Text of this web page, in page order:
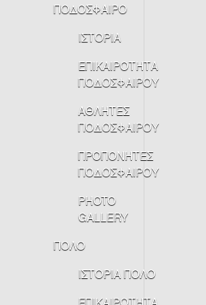
ΠΟΔΟΣΦΑΙΡΟ
ΙΣΤΟΡΙΑ
ΕΠΙΚΑΙΡΟΤΗΤΑ
ΠΟΔΟΣΦΑΙΡΟΥ
ΑΘΛΗΤΕΣ
ΠΟΔΟΣΦΑΙΡΟΥ
ΠΡΟΠΟΝΗΤΕΣ
ΠΟΔΟΣΦΑΙΡΟΥ
PHOTO
GALLERY
ΠΟΛΟ
ΙΣΤΟΡΙΑ ΠΟΛΟ
ΕΠΙΚΑΙΡΟΤΗΤΑ